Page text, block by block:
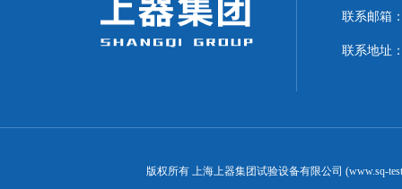
联系邮箱
联系地址
版权所有 上海上器集团试验设备有限公司 (www.sq-